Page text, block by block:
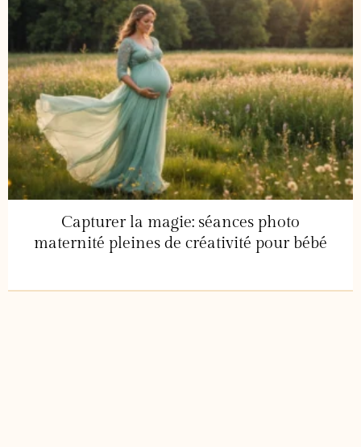
Capturer la magie: séances photo
maternité pleines de créativité pour bébé